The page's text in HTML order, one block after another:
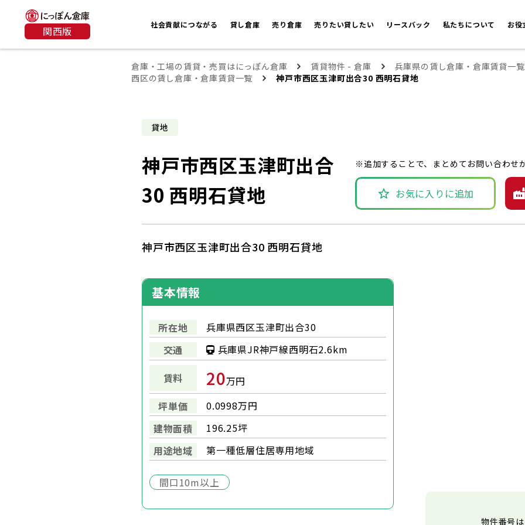
関西版 社会貢献につながる 貸し倉庫 売り倉庫 売りたい貸したい リースバック 私たちについて お役
倉庫・工場の賃貸・売買はにっぽん倉庫 賃貸物件 - 倉庫
兵庫県の賃し倉庫・倉庫賃貸一覧
西区の賃し倉庫・倉庫賃貸一覧
神戸市西区玉津町出合30 西明石貸地
貸地
神戸市西区玉津町出合
30 西明石貸地
※追加することで、まとめてお問い合わせ
お気に入りに追加
神戸市西区玉津町出合30 西明石貸地
基本情報
所在地
兵庫県西区玉津町出合30
交通
兵庫県JR神戸線西明石2.6km
賃料 20万円
坪単価
0.0998万円
建物面積
196.25坪
用途地域
第一種低層住居専用地域
間口10m以上
物件番号は